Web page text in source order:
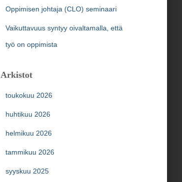
Oppimisen johtaja (CLO) seminaari
Vaikuttavuus syntyy oivaltamalla, että
työ on oppimista
Arkistot
toukokuu 2026
huhtikuu 2026
helmikuu 2026
tammikuu 2026
syyskuu 2025